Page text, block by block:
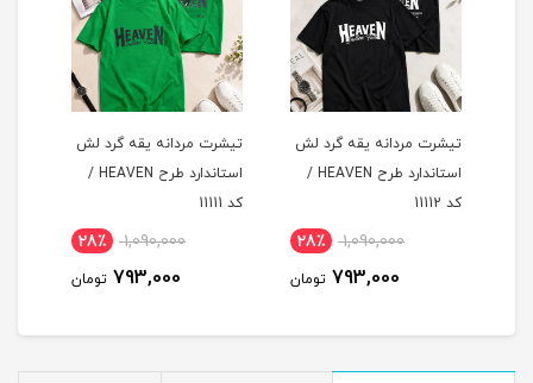
تیشرت مردانه یقه گرد لش
استاندارد طرح HEAVEN /
کد 11112
1,090,000 28٪
793,000 تومان
تیشرت مردانه یقه گرد لش
استاندارد طرح HEAVEN /
کد 11111
1,090,000 28٪
793,000 تومان